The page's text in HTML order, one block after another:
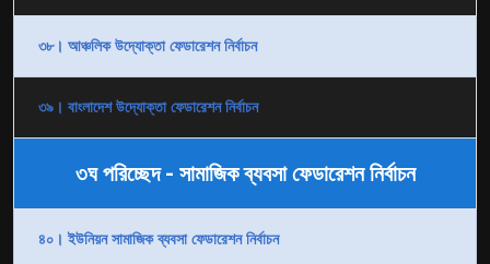
৩৮। আঞ্চলিক উদ্যোক্তা ফেডারেশন নির্বাচন
৩৯। বাংলাদেশ উদ্যোক্তা ফেডারেশন নির্বাচন
৩ঘ পরিচ্ছেদ - সামাজিক ব্যবসা ফেডারেশন নির্বাচন
৪০। ইউনিয়ন সামাজিক ব্যবসা ফেডারেশন নির্বাচন